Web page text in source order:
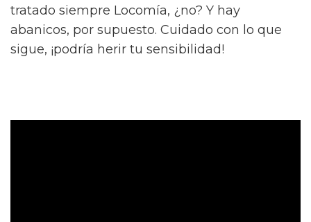
tratado siempre Locomía, ¿no? Y hay
abanicos, por supuesto. Cuidado con lo que
sigue, ¡podría herir tu sensibilidad!